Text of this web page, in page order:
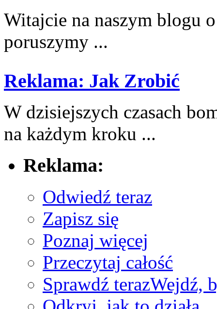
Witajcie⁣ na naszym blogu
poruszymy​ ...
Reklama: Jak Zrobić
W dzisiejszych czasach
na każdym kroku ...
Reklama:
Odwiedź teraz
Zapisz się
Poznaj więcej
Przeczytaj całość
Sprawdź terazWejdź,